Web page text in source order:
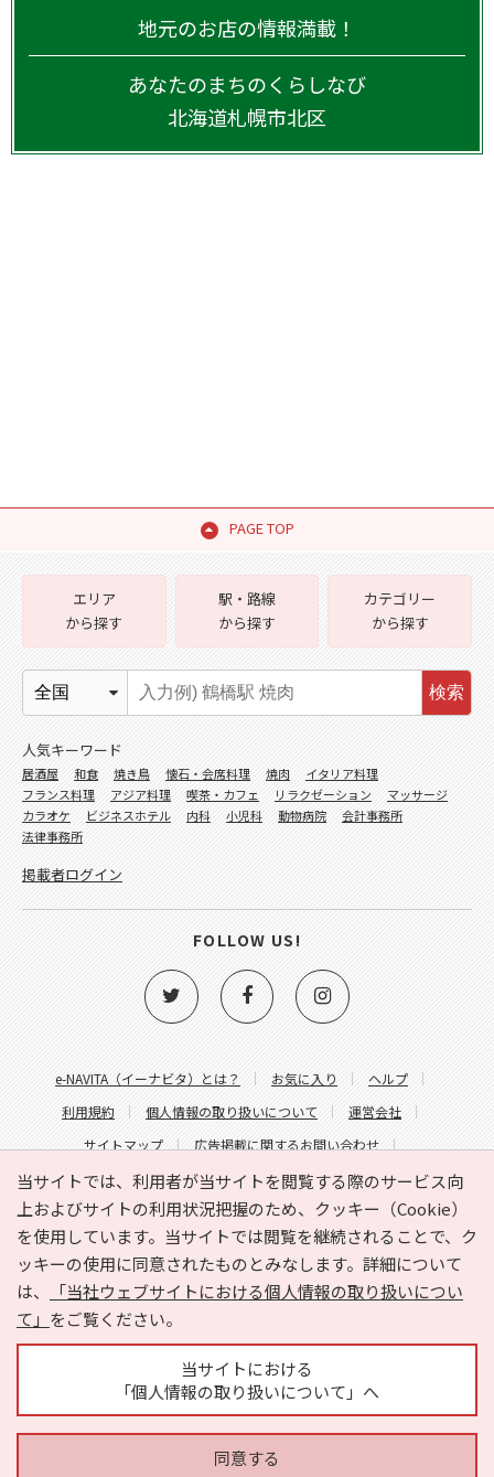
地元のお店の情報満載！
あなたのまちのくらしなび
北海道札幌市北区
PAGE TOP
当サイトでは、利用者が当サイトを閲覧する際のサービス向
上およびサイトの利用状況把握のため、クッキー（Cookie）
を使用しています。当サイトでは閲覧を継続されることで、ク
ッキーの使用に同意されたものとみなします。詳細について
は、
「当社ウェブサイトにおける個人情報の取り扱いについ
て」 をご覧ください。
当サイトにおける
「個人情報の取り扱いについて」へ
同意する
e-NAVITA（イーナビタ）とは？ お気に入り
ヘルプ
利用規約
個人情報の取り扱いについて
運営会社
サイトマップ
広告掲載に関するお問い合わせ
サイトの内容に関するお問い合わせ
エリア
から探す
駅・路線
から探す
カテゴリー
から探す
検索
人気キーワード
居酒屋 和食 焼き鳥 懐石・会席料理 焼肉
イタリア料理
フランス料理
アジア料理 喫茶・カフェ リラクゼーション
マッサージ
カラオケ
ビジネスホテル 内科 小児科 動物病院
会計事務所
法律事務所
掲載者ログイン
FOLLOW US!
Copyright © HYOJITO.Co.,Ltd. All Rights Reserved.